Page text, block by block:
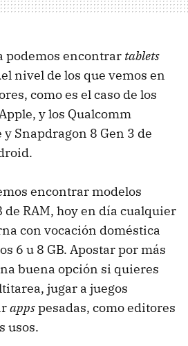
podemos encontrar tablets
nivel de los que vemos en
como es el caso de los
y los Qualcomm
Snapdragon 8 Gen 3 de
encontrar modelos
de RAM, hoy en día cualquier
con vocación doméstica
6 u 8 GB. Apostar por más
buena opción si quieres
jugar a juegos
appspesadas, como editores
usos.